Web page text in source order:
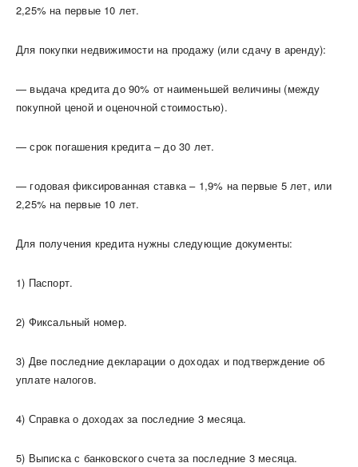
2,25% на первые 10 лет.
Для покупки недвижимости на продажу (или сдачу в аренду):
— выдача кредита до 90% от наименьшей величины (между
покупной ценой и оценочной стоимостью).
— срок погашения кредита – до 30 лет.
— годовая фиксированная ставка – 1,9% на первые 5 лет, или
2,25% на первые 10 лет.
Для получения кредита нужны следующие документы:
1) Паспорт.
2) Фиксальный номер.
3) Две последние декларации о доходах и подтверждение об
уплате налогов.
4) Справка о доходах за последние 3 месяца.
5) Выписка с банковского счета за последние 3 месяца.